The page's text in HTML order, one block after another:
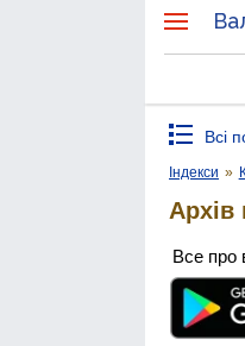
Всі
Індекси »
Архів
Все про